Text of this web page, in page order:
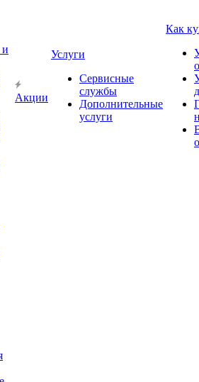
Акции
Услуги
Сервисные
службы
Дополнительные
услуги
Как